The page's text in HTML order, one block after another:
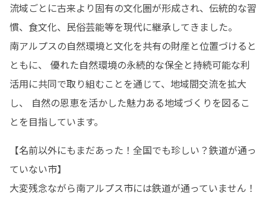
流域ごとに古来より固有の文化圏が形成され、伝統的な習
慣、食文化、民俗芸能等を現代に継承してきました。
南アルプスの自然環境と文化を共有の財産と位置づけると
ともに、 優れた自然環境の永続的な保全と持続可能な利
活用に共同で取り組むことを通じて、地域間交流を拡大
し、 自然の恩恵を活かした魅力ある地域づくりを図るこ
とを目指しています。
【名前以外にもまだあった！全国でも珍しい？鉄道が通っ
ていない市】
大変残念ながら南アルプス市には鉄道が通っていません！